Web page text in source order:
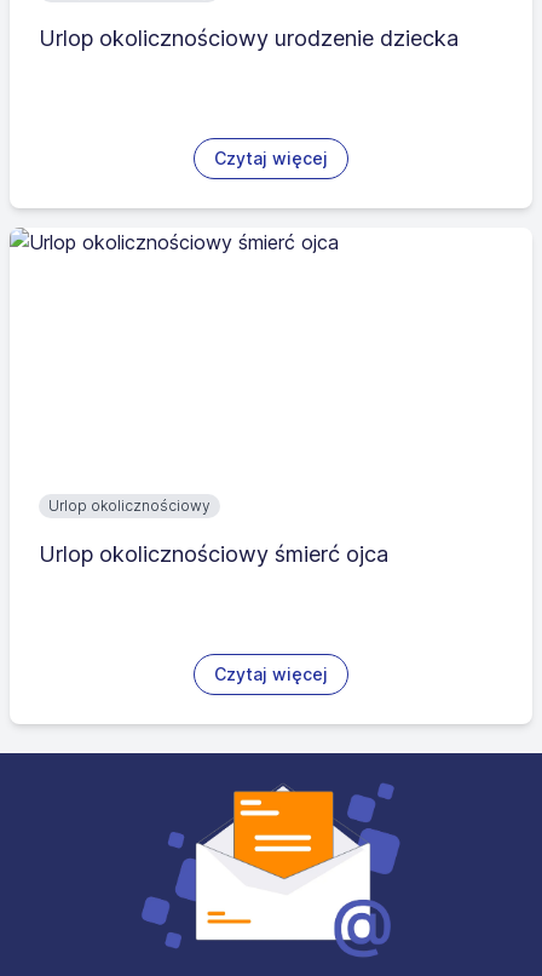
Urlop okolicznościowy urodzenie dziecka
Czytaj więcej
Urlop okolicznościowy
Urlop okolicznościowy śmierć ojca
Czytaj więcej